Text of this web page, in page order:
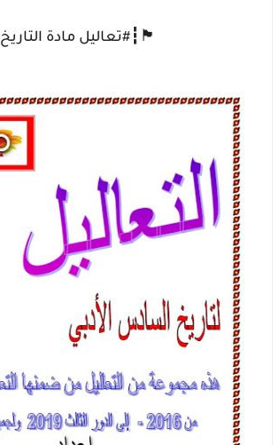
🏴┇#تعاليل مادة التاريخ